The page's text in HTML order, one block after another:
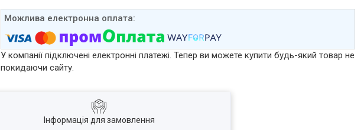
У компанії підключені електронні платежі. Тепер ви можете купити будь-який товар не
покидаючи сайту.
Інформація для замовлення